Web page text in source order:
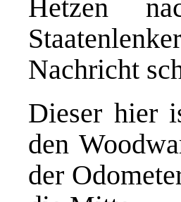
Hetzen
Nachricht
Dieser hier
den
der